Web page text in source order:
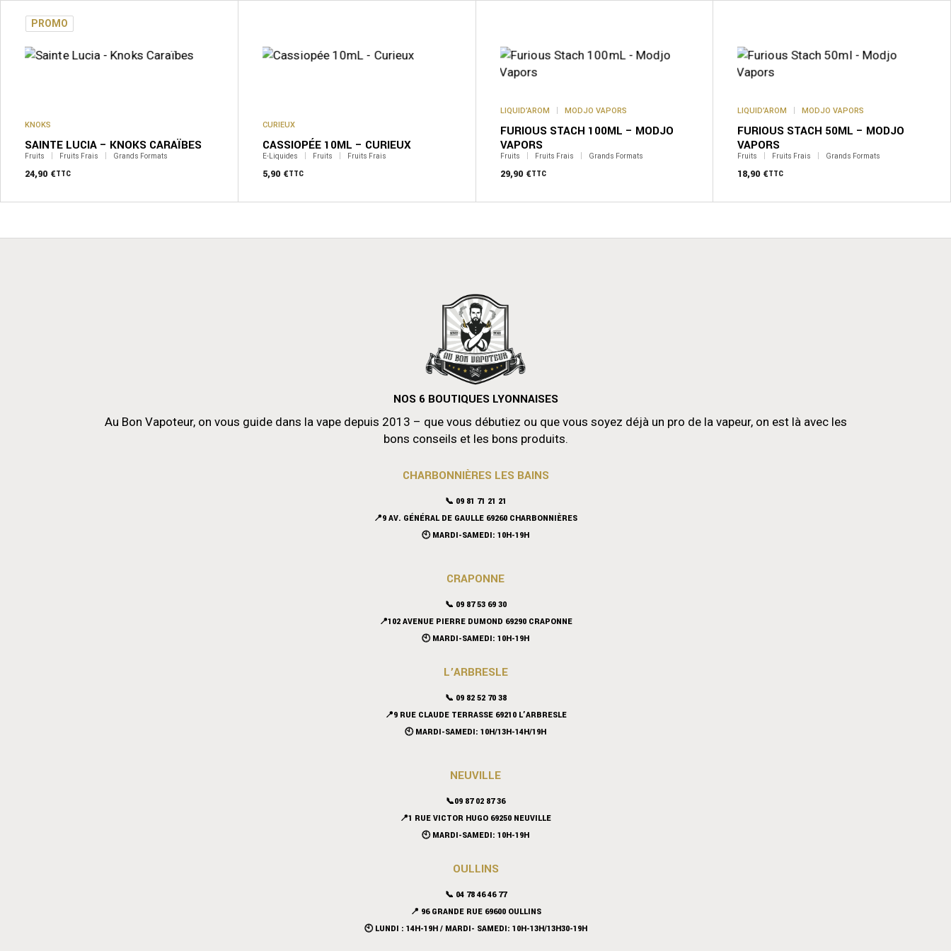
PROMO
KNOKS
SAINTE LUCIA – KNOKS CARAÏBES
Fruits Fruits Frais Grands Formats
24,90 €TTC
CURIEUX
CASSIOPÉE 10ML – CURIEUX
E-Liquides Fruits Fruits Frais
5,90 €TTC
LIQUID’AROM MODJO VAPORS
FURIOUS STACH 100ML – MODJO
VAPORS
Fruits Fruits Frais Grands Formats
29,90 €TTC
LIQUID’AROM MODJO VAPORS
FURIOUS STACH 50ML – MODJO
VAPORS
Fruits Fruits Frais Grands Formats
18,90 €TTC
NOS 6 BOUTIQUES LYONNAISES
Au Bon Vapoteur, on vous guide dans la vape depuis 2013 – que vous débutiez ou que vous soyez déjà un pro de la vapeur, on est là avec les
bons conseils et les bons produits.
CHARBONNIÈRES LES BAINS
📞 09 81 71 21 21
📍9 AV. GÉNÉRAL DE GAULLE 69260 CHARBONNIÈRES
🕙 MARDI-SAMEDI: 10H-19H
CRAPONNE
📞 09 87 53 69 30
📍102 AVENUE PIERRE DUMOND 69290 CRAPONNE
🕙 MARDI-SAMEDI: 10H-19H
L’ARBRESLE
📞 09 82 52 70 38
📍9 RUE CLAUDE TERRASSE 69210 L’ARBRESLE
🕙 MARDI-SAMEDI: 10H/13H-14H/19H
NEUVILLE
📞09 87 02 87 36
📍1 RUE VICTOR HUGO 69250 NEUVILLE
🕙 MARDI-SAMEDI: 10H-19H
OULLINS
📞 04 78 46 46 77
📍 96 GRANDE RUE 69600 OULLINS
🕙 LUNDI : 14H-19H / MARDI- SAMEDI: 10H-13H/13H30-19H